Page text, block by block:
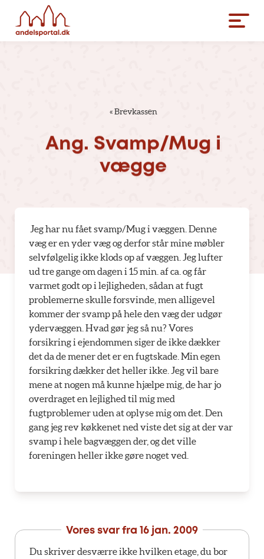
«Brevkassen
Ang. Svamp/Mug i
vægge
Jeg har nu fået svamp/Mug i væggen. Denne
væg er en yder væg og derfor står mine møbler
selvfølgelig ikke klods op af væggen. Jeg lufter
ud tre gange om dagen i 15 min. af ca. og får
varmet godt op i lejligheden, sådan at fugt
problemerne skulle forsvinde, men alligevel
kommer der svamp på hele den væg der udgør
ydervæggen. Hvad gør jeg så nu? Vores
forsikring i ejendommen siger de ikke dækker
det da de mener det er en fugtskade. Min egen
forsikring dækker det heller ikke. Jeg vil bare
mene at nogen må kunne hjælpe mig, de har jo
overdraget en lejlighed til mig med
fugtproblemer uden at oplyse mig om det. Den
gang jeg rev køkkenet ned viste det sig at der var
svamp i hele bagvæggen der, og det ville
foreningen heller ikke gøre noget ved.
Vores svar fra 16 jan. 2009
Du skriver desværre ikke hvilken etage, du bor